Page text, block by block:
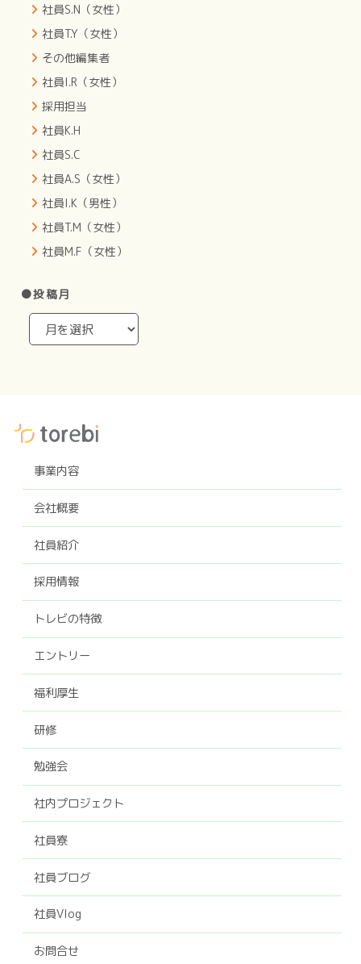
社員S.N（女性）
社員T.Y（女性）
その他編集者
社員I.R（女性）
採用担当
社員K.H
社員S.C
社員A.S（女性）
社員I.K（男性）
社員T.M（女性）
社員M.F（女性）
●投稿月
事業内容
会社概要
社員紹介
採用情報
トレビの特徴
エントリー
福利厚生
研修
勉強会
社内プロジェクト
社員寮
社員ブログ
社員Vlog
お問合せ